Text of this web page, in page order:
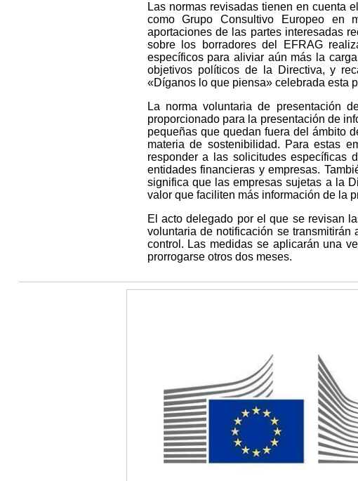
Las normas revisadas tienen en cuenta
como Grupo Consultivo Europeo en
aportaciones de las partes interesadas
sobre los borradores del EFRAG
específicos para aliviar aún más la
objetivos políticos de la Directiva, y
«Díganos lo que piensa» celebrada esta
La norma voluntaria de presentación
proporcionado para la presentación de
pequeñas que quedan fuera del ámbito
materia de sostenibilidad. Para estas
responder a las solicitudes específicas
entidades financieras y empresas.
significa que las empresas sujetas a la
valor que faciliten más información de la
El acto delegado por el que se revisan
voluntaria de notificación se
control. Las medidas se aplicarán una
prorrogarse otros dos meses.